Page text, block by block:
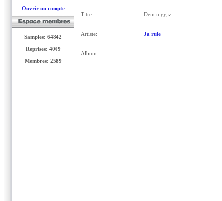
Ouvrir un compte
Samples: 64842
Reprises: 4009
Membres: 2589
Titre: Dem niggaz
Artiste: Ja rule
Album: